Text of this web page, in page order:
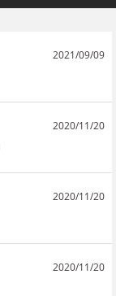
2021/09/09
2020/11/20
2020/11/20
2020/11/20